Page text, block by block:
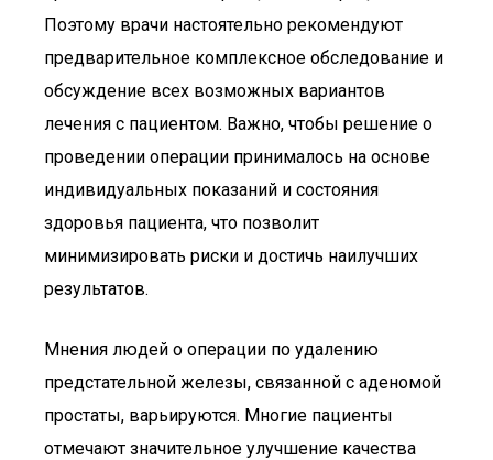
Поэтому врачи настоятельно рекомендуют
предварительное комплексное обследование и
обсуждение всех возможных вариантов
лечения с пациентом. Важно, чтобы решение о
проведении операции принималось на основе
индивидуальных показаний и состояния
здоровья пациента, что позволит
минимизировать риски и достичь наилучших
результатов.
Мнения людей о операции по удалению
предстательной железы, связанной с аденомой
простаты, варьируются. Многие пациенты
отмечают значительное улучшение качества